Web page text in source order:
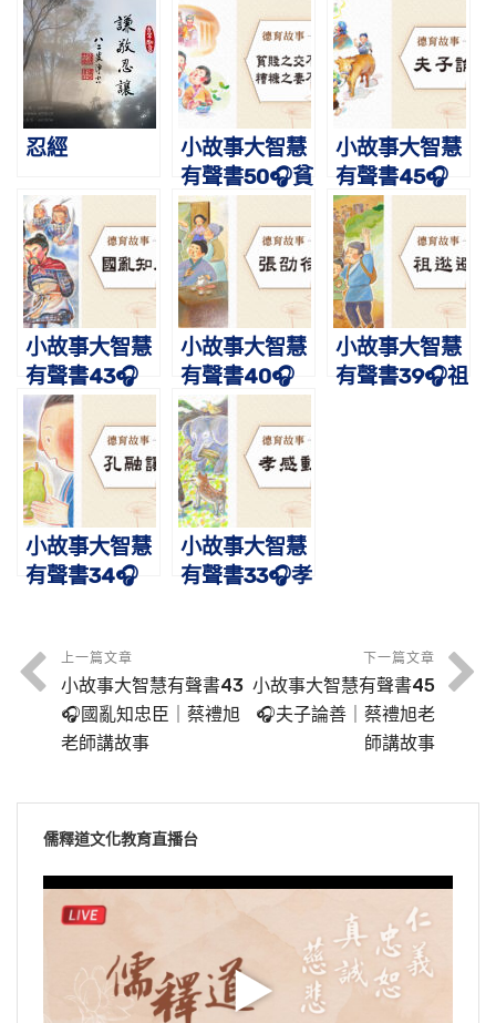
忍經
小故事大智慧
有聲書50🎧貧
賤之交不可
忘，糟糠之妻
不下堂｜蔡禮
旭老師講故事
小故事大智慧
有聲書45🎧
夫子論善｜蔡
禮旭老師講故
事
小故事大智慧
有聲書43🎧
國亂知忠臣｜
蔡禮旭老師講
故事
小故事大智慧
有聲書40🎧
張劭待式｜蔡
禮旭老師講故
事
小故事大智慧
有聲書39🎧祖
小故事大智慧
有聲書34🎧
事
小故事大智慧
有聲書33🎧孝
上一篇文章
小故事大智慧有聲書43
🎧國亂知忠臣｜蔡禮旭
老師講故事
下一篇文章
小故事大智慧有聲書45
🎧夫子論善｜蔡禮旭老
師講故事
儒釋道文化教育直播台